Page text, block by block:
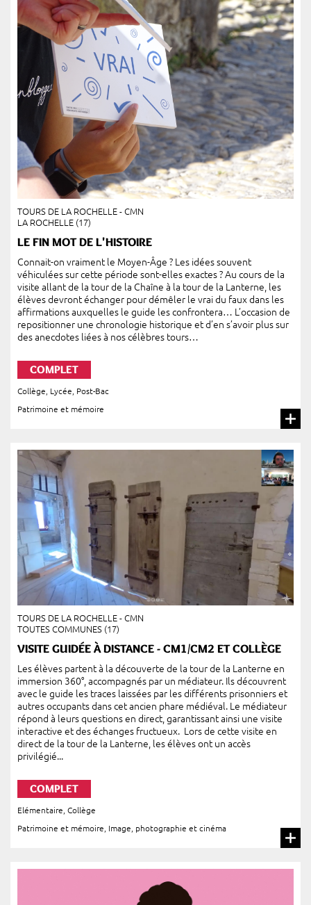
TOURS DE LA ROCHELLE - CMN
LA ROCHELLE (17)
LE FIN MOT DE L'HISTOIRE
Connait-on vraiment le Moyen-Âge ? Les idées souvent
véhiculées sur cette période sont-elles exactes ? Au cours de la
visite allant de la tour de la Chaîne à la tour de la Lanterne, les
élèves devront échanger pour démêler le vrai du faux dans les
affirmations auxquelles le guide les confrontera… L’occasion de
repositionner une chronologie historique et d’en s’avoir plus sur
des anecdotes liées à nos célèbres tours…
COMPLET
Collège Lycée
Post-Bac
Patrimoine et mémoire
TOURS DE LA ROCHELLE - CMN
TOUTES COMMUNES (17)
VISITE GUIDÉE À DISTANCE - CM1/CM2 ET COLLÈGE
Les élèves partent à la découverte de la tour de la Lanterne en
immersion 360°, accompagnés par un médiateur. Ils découvrent
avec le guide les traces laissées par les différents prisonniers et
autres occupants dans cet ancien phare médiéval. Le médiateur
répond à leurs questions en direct, garantissant ainsi une visite
interactive et des échanges fructueux. Lors de cette visite en
direct de la tour de la Lanterne, les élèves ont un accès
privilégié...
COMPLET
Elémentaire Collège
Patrimoine et mémoire
Image, photographie et cinéma